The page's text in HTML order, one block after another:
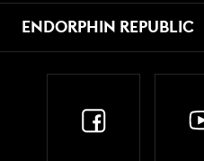
ENDORPHIN REPUBLIC